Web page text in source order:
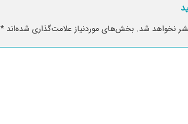
نخواهد شد. بخش‌های موردنیاز علامت‌گذاری شده‌اند*